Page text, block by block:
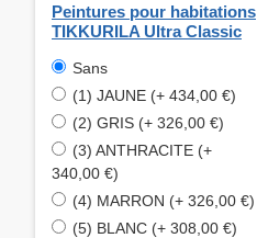
Peintures pour habitations
TIKKURILA Ultra Classic
Sans
(1) JAUNE (+ 434,00 €)
(2) GRIS (+ 326,00 €)
(3) ANTHRACITE (+
340,00 €)
(4) MARRON (+ 326,00 €)
(5) BLANC (+ 308,00 €)